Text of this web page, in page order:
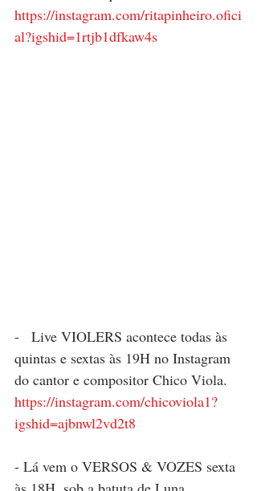
https://instagram.com/ritapinheiro.ofici
al?igshid=1rtjb1dfkaw4s
-   Live VIOLERS acontece todas às
quintas e sextas às 19H no Instagram
do cantor e compositor Chico Viola.
https://instagram.com/chicoviola1?
igshid=ajbnwl2vd2t8
- Lá vem o VERSOS & VOZES sexta